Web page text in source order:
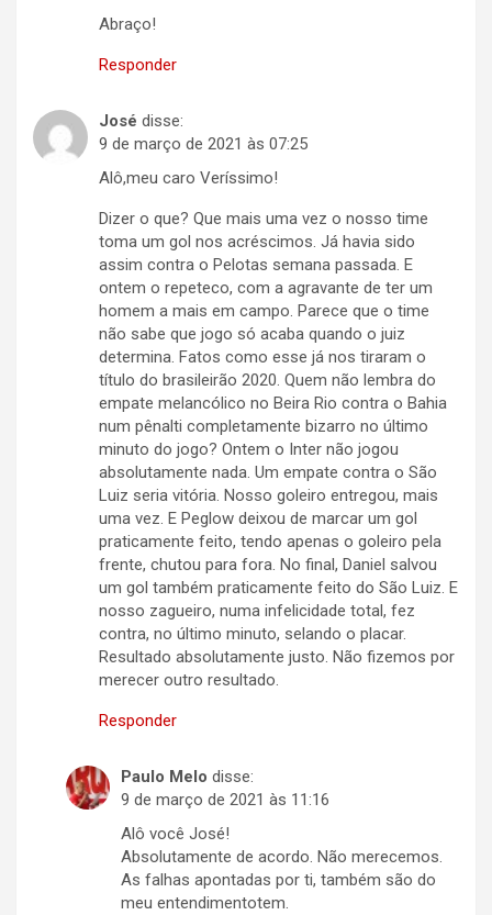
Abraço!
Responder
José disse:
9 de março de 2021 às 07:25
Alô,meu caro Veríssimo!
Dizer o que? Que mais uma vez o nosso time
toma um gol nos acréscimos. Já havia sido
assim contra o Pelotas semana passada. E
ontem o repeteco, com a agravante de ter um
homem a mais em campo. Parece que o time
não sabe que jogo só acaba quando o juiz
determina. Fatos como esse já nos tiraram o
título do brasileirão 2020. Quem não lembra do
empate melancólico no Beira Rio contra o Bahia
num pênalti completamente bizarro no último
minuto do jogo? Ontem o Inter não jogou
absolutamente nada. Um empate contra o São
Luiz seria vitória. Nosso goleiro entregou, mais
uma vez. E Peglow deixou de marcar um gol
praticamente feito, tendo apenas o goleiro pela
frente, chutou para fora. No final, Daniel salvou
um gol também praticamente feito do São Luiz. E
nosso zagueiro, numa infelicidade total, fez
contra, no último minuto, selando o placar.
Resultado absolutamente justo. Não fizemos por
merecer outro resultado.
Responder
Paulo Melo disse:
9 de março de 2021 às 11:16
Alô você José!
Absolutamente de acordo. Não merecemos.
As falhas apontadas por ti, também são do
meu entendimentotem.